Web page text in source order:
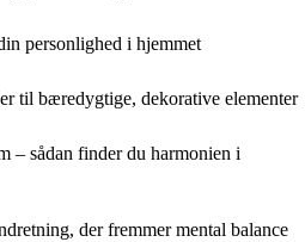
personlighed i hjemmet
til bæredygtige, dekorative elementer
– sådan finder du harmonien i
der fremmer mental balance